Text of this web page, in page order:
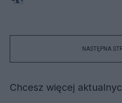
NASTĘPNA
Chcesz więcej